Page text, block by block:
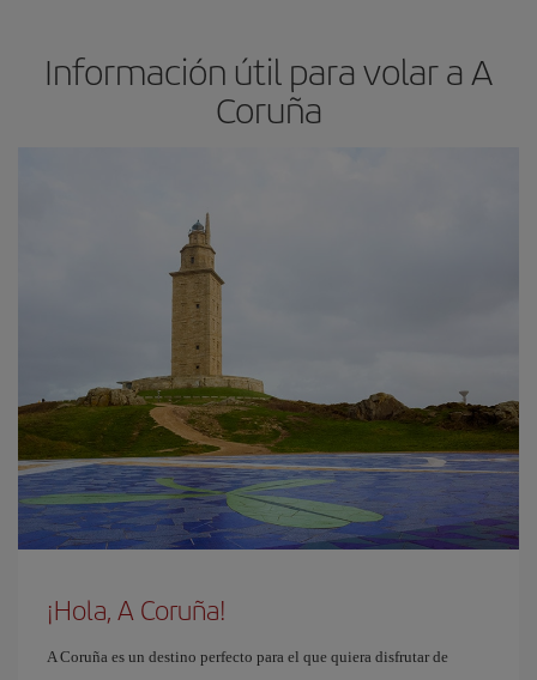
Información útil para volar a A
Coruña
¡Hola, A Coruña!
A Coruña es un destino perfecto para el que quiera disfrutar de